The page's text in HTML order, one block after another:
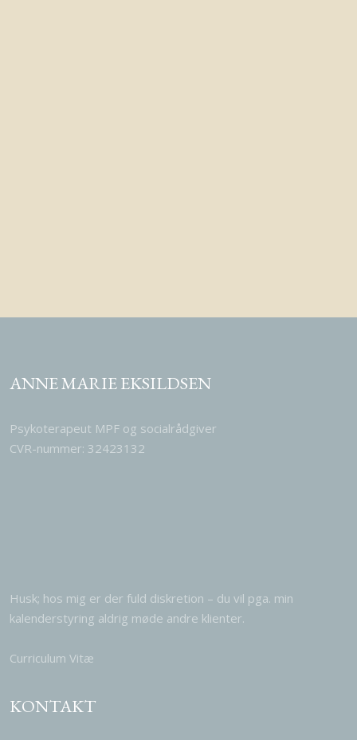
ANNE MARIE EKSILDSEN
Psykoterapeut MPF og socialrådgiver
CVR-nummer: 32423132
Husk; hos mig er der fuld diskretion – du vil pga. min
kalenderstyring aldrig møde andre klienter.​​
Curriculum Vitæ
KONTAKT